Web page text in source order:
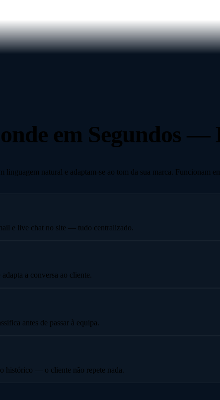
em Segundos
natural e adaptam-se ao tom da sua marca. Funcionam
e live chat no site — tudo centralizado.
a conversa ao cliente.
antes de passar à equipa.
histórico — o cliente não repete nada.